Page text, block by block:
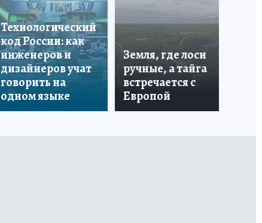
Технологический
код России: как
инженеров и
дизайнеров учат
говорить на
одном языке
Земля, где лоси
ручные, а тайга
встречается с
Европой